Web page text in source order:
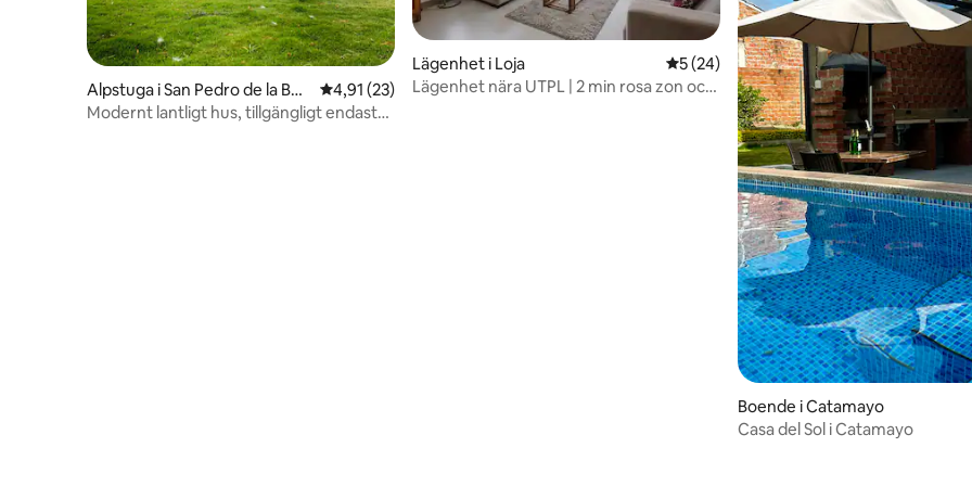
Alpstuga i San Pedro de la Ben
dita
4,91 av 5 i genomsnittligt betyg, 23 omdömen
4,91 (23)
Modernt lantligt hus, tillgängligt endast
Lägenhet i Loja 5 av 5 i genomsnittligt betyg, 24
5 (24)
Lägenhet nära UTPL | 2 min rosa zon och
Boende i Catamayo
Casa del Sol i Catamayo